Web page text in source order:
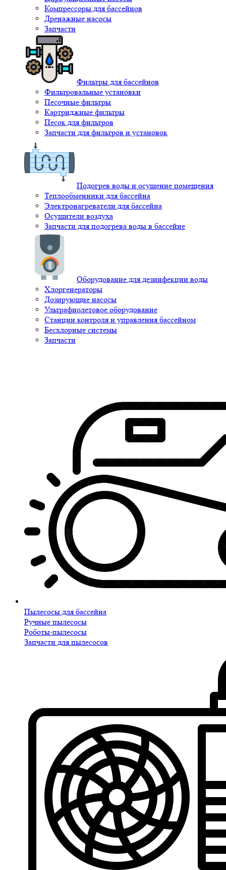
Компрессоры для бассейнов
Дренажные насосы
Запчасти
Фильтры для бассейнов
Фильтровальные установки
Песочные фильтры
Картриджные фильтры
Песок для фильтров
Запчасти для фильтров и установок
Подогрев воды и осушение помещения
Теплообменники для бассейна
Электронагреватели для бассейна
Осушители воздуха
Запчасти для подогрева воды в бассейне
Оборудование для дезинфекции воды
Хлоргенераторы
Дозирующие насосы
Ультрафиолетовое оборудование
Станции контроля и управления бассейном
Бесхлорные системы
Запчасти
Пылесосы для бассейна
Ручные пылесосы
Роботы-пылесосы
Запчасти для пылесосов